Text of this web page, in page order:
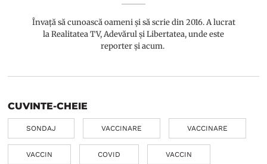
Învață să cunoască oameni și să scrie din 2016. A lucrat
la Realitatea TV, Adevărul și Libertatea, unde este
reporter și acum.
CUVINTE-CHEIE
SONDAJ VACCINARE VACCINARE
VACCIN COVID VACCIN